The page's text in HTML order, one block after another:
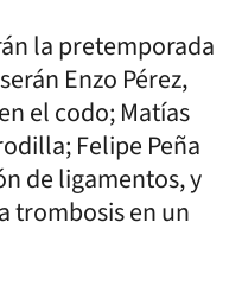
la pretemporada
Enzo Pérez,
el codo; Matías
Felipe Peña
de ligamentos, y
trombosis en un